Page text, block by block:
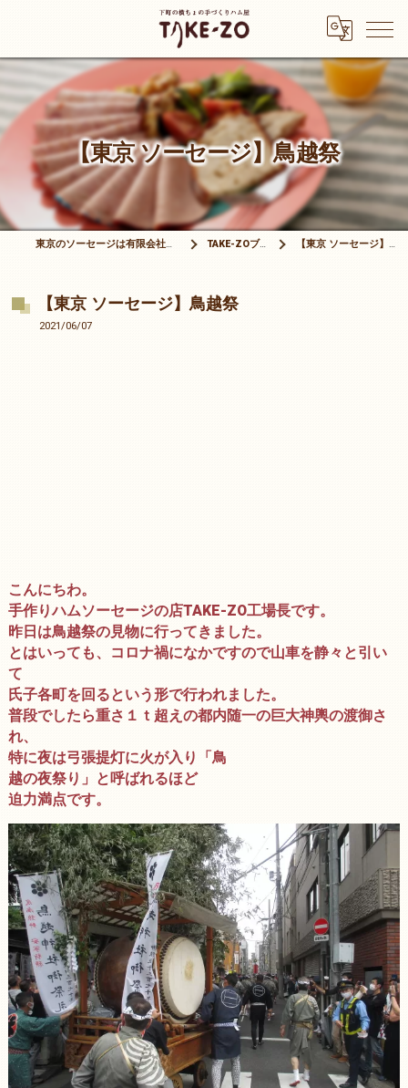
【東京 ソーセージ】鳥越祭
東京のソーセージは有限会社竹三商店 TAKE-ZOブログ 【東京 ソーセージ】鳥越祭
【東京 ソーセージ】鳥越祭
2021/06/07
こんにちわ。
手作りハムソーセージの店TAKE-ZO工場長です。
昨日は鳥越祭の見物に行ってきました。
とはいっても、コロナ禍になかですので山車を静々と引い
て
氏子各町を回るという形で行われました。
普段でしたら重さ１ｔ超えの都内随一の巨大神輿の渡御さ
れ、
特に夜は弓張提灯に火が入り「鳥
越の夜祭り」と呼ばれるほど
迫力満点です。